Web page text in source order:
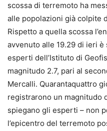
scossa di terremoto ha
alle popolazioni già colpite
Rispetto a quella scossa
avvenuto alle 19.29 di ieri
esperti dell’Istituto di
magnitudo 2.7, pari al
Mercalli. Quarantaquattro
registrarono un magnitudo
spiegano gli esperti – non
l’epicentro del terremoto